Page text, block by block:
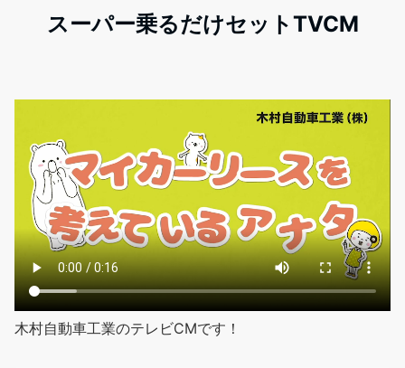
スーパー乗るだけセットTVCM
木村自動車工業のテレビCMです！